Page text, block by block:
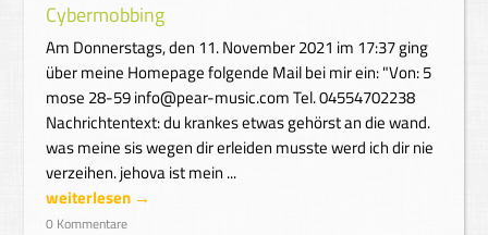
Cybermobbing
Am Donnerstags, den 11. November 2021 im 17:37 ging
über meine Homepage folgende Mail bei mir ein: "Von: 5
mose 28-59 info@pear-music.com Tel. 04554702238
Nachrichtentext: du krankes etwas gehörst an die wand.
was meine sis wegen dir erleiden musste werd ich dir nie
verzeihen. jehova ist mein ...
weiterlesen →
0 Kommentare